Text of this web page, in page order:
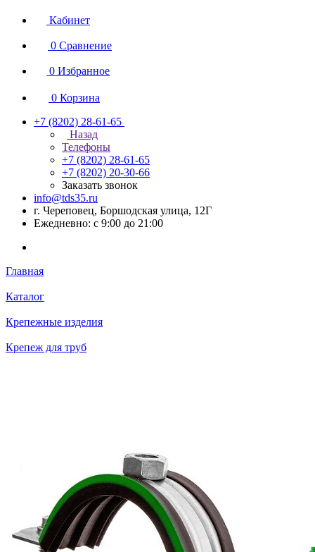
Кабинет
0 Сравнение
0 Избранное
0 Корзина
+7 (8202) 28‑61-65
Назад
Телефоны
+7 (8202) 28‑61-65
+7 (8202) 20‑30-66
Заказать звонок
info@tds35.ru
г. Череповец, Боршодская улица, 12Г
Ежедневно: с 9:00 до 21:00
Главная
Каталог
Крепежные изделия
Крепеж для труб